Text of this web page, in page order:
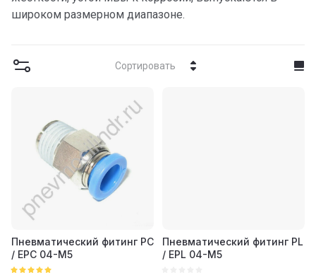
широком размерном диапазоне.
Сортировать
Пневматический фитинг PC
/ EPC 04-M5
Пневматический фитинг PL
/ EPL 04-M5